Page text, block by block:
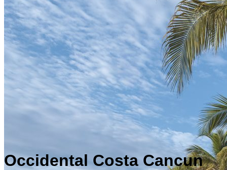
Occidental Costa Cancun